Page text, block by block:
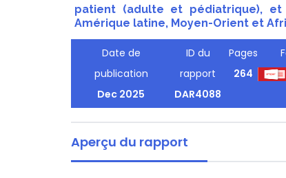
patient (adulte et pédiatrique), et
Amérique latine, Moyen-Orient et
Date de
publication
Dec 2025
ID du
rapport
DAR4088
Pages
264
Aperçu du rapport